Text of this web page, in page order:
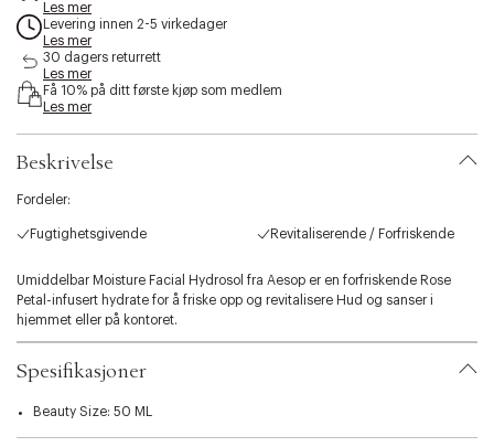
s
b
i
t
.
v
i
a
t
i
o
n
Les mer
Levering innen 2-5 virkedager
Les mer
30 dagers returrett
Les mer
Få 10% på ditt første kjøp som medlem
Les mer
Beskrivelse
Fordeler:
Fugtighetsgivende Revitaliserende / Forfriskende
Umiddelbar Moisture Facial Hydrosol fra Aesop er en forfriskende Rose
Petal-infusert hydrate for å friske opp og revitalisere Hud og sanser i
hjemmet eller på kontoret.
Alle hudtyper, hyppige reisende og kontorarbeidere
Bruk:
Spray fra foretrukket avstand over Ansikt og hals så ofte du ønsker. La det
Spesifikasjoner
Beauty Size: 50 ML